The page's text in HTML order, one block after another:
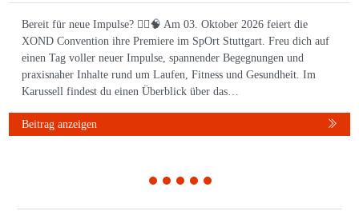
Bereit für neue Impulse? 🏃‍♀️🧠 Am 03. Oktober 2026 feiert die
XOND Convention ihre Premiere im SpOrt Stuttgart. Freu dich auf
einen Tag voller neuer Impulse, spannender Begegnungen und
praxisnaher Inhalte rund um Laufen, Fitness und Gesundheit. Im
Karussell findest du einen Überblick über das…
Beitrag anzeigen
1 2 3 4 5